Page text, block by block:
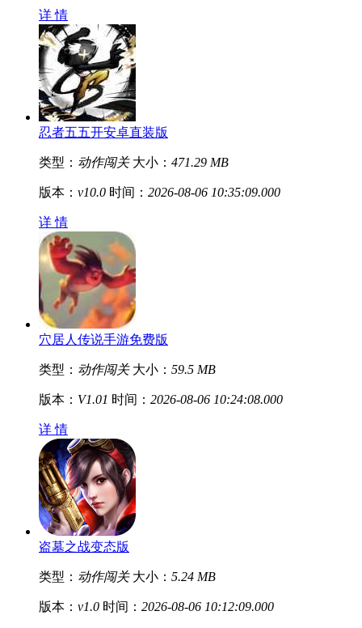
详 情
忍者五五开安卓直装版
类型： 动作闯关 大小： 471.29 MB
版本： v10.0 时间： 2026-08-06 10:35:09.000
详 情
穴居人传说手游免费版
类型： 动作闯关 大小： 59.5 MB
版本： V1.01 时间： 2026-08-06 10:24:08.000
详 情
盗墓之战变态版
类型： 动作闯关 大小： 5.24 MB
版本： v1.0 时间： 2026-08-06 10:12:09.000